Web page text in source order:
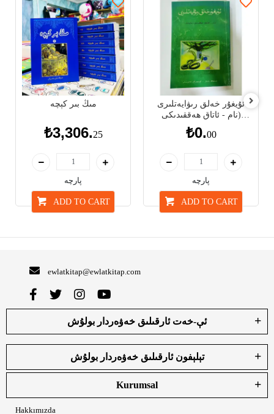
مىڭ بىر كېچە
₺3,306.25
پارچە
ADD TO CART
ئۇيغۇر خەلق رىۋايەتلىرى
(نام - ئاتاق ھەققىدىكى
₺0.00
پارچە
ADD TO CART
ewlatkitap@ewlatkitap.com
ئې-خەت ئارقىلىق خەۋەردار بولۇش
تېلېفون ئارقىلىق خەۋەردار بولۇش
Kurumsal
Hakkımızda